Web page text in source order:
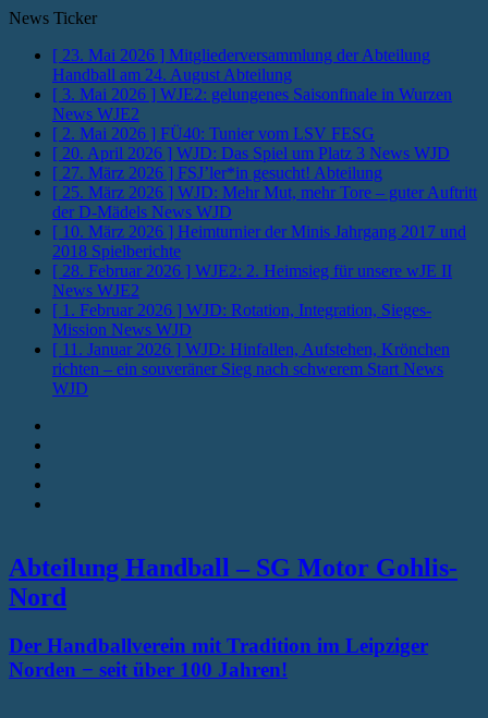
News Ticker
[ 23. Mai 2026 ] Mitgliederversammlung der Abteilung
Handball am 24. August Abteilung
[ 3. Mai 2026 ] WJE2: gelungenes Saisonfinale in Wurzen
News WJE2
[ 2. Mai 2026 ] FÜ40: Tunier vom LSV FESG
[ 20. April 2026 ] WJD: Das Spiel um Platz 3 News WJD
[ 27. März 2026 ] FSJ’ler*in gesucht! Abteilung
[ 25. März 2026 ] WJD: Mehr Mut, mehr Tore – guter Auftritt
der D-Mädels News WJD
[ 10. März 2026 ] Heimturnier der Minis Jahrgang 2017 und
2018 Spielberichte
[ 28. Februar 2026 ] WJE2: 2. Heimsieg für unsere wJE II
News WJE2
[ 1. Februar 2026 ] WJD: Rotation, Integration, Sieges-
Mission News WJD
[ 11. Januar 2026 ] WJD: Hinfallen, Aufstehen, Krönchen
richten – ein souveräner Sieg nach schwerem Start News
WJD
Abteilung Handball – SG Motor Gohlis-
Nord
Der Handballverein mit Tradition im Leipziger
Norden − seit über 100 Jahren!